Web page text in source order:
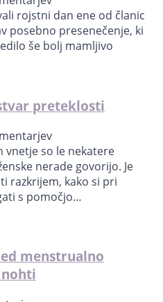
rojstni dan ene od članic
posebno presenečenje, ki
še bolj mamljivo
preteklosti
vnetje so le nekatere
nerade govorijo. Je
razkrijem, kako si pri
s pomočjo…
menstrualno